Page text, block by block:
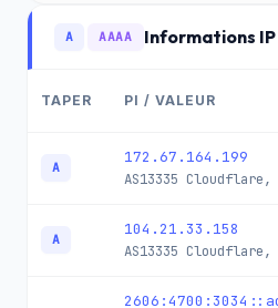
A AAAA Informations
TAPER PI / VALEUR
A
172.67.164.199
AS13335 Cloudflare,
A
104.21.33.158
AS13335 Cloudflare,